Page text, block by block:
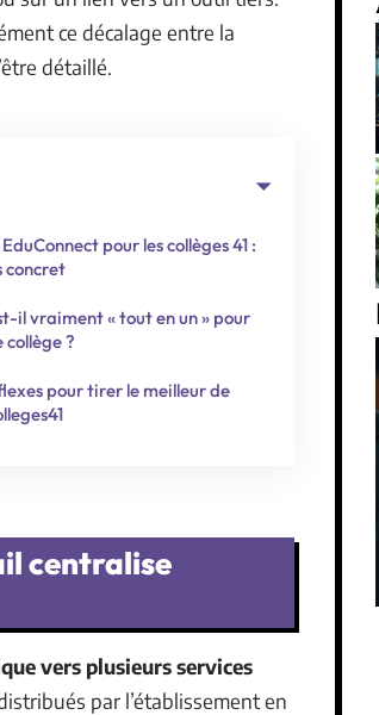
ce décalage entre la
détaillé.
pour les collèges 41 :
concret
il vraiment « tout en un » pour
collège ?
pour tirer le meilleur de
centralise
vers plusieurs services
par l’établissement en